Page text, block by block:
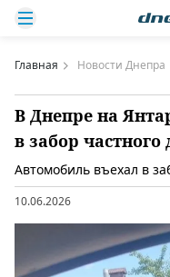
Главная Новости Днепра
В Днепре на
в забор частного
Автомобиль въехал в
10.06.2026